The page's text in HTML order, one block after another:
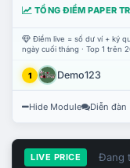
TỔNG ĐIỂM PAPER
Điểm live = số dư ví + ký
ngày cuối tháng · Top 1 trên
1 Demo123
Hide Module Diễn đàn
LIVE PRICE Đang